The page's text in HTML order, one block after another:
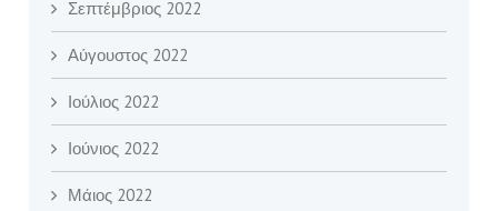
Σεπτέμβριος 2022
Αύγουστος 2022
Ιούλιος 2022
Ιούνιος 2022
Μάιος 2022